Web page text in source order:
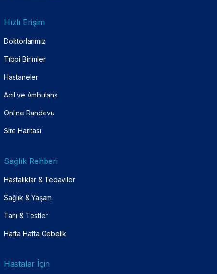
Hızlı Erişim
Doktorlarımız
Tıbbi Birimler
Hastaneler
Acil ve Ambulans
Online Randevu
Site Haritası
Sağlık Rehberi
Hastalıklar & Tedaviler
Sağlık & Yaşam
Tanı & Testler
Hafta Hafta Gebelik
Hastalar İçin